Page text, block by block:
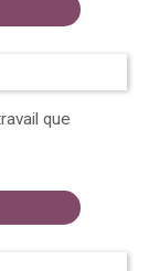
que